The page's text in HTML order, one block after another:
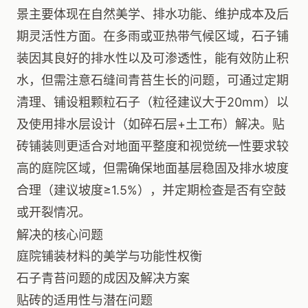
景主要体现在自然美学、排水功能、维护成本及后
期灵活性方面。在多雨或亚热带气候区域，石子铺
装因其良好的排水性以及可渗透性，能有效防止积
水，但需注意石缝间青苔生长的问题，可通过定期
清理、铺设粗颗粒石子（粒径建议大于20mm）以
及使用排水层设计（如碎石层+土工布）解决。贴
砖铺装则更适合对地面平整度和视觉统一性要求较
高的庭院区域，但需确保地面基层稳固及排水坡度
合理（建议坡度≥1.5%），并定期检查是否有空鼓
或开裂情况。
解决的核心问题
庭院铺装材料的美学与功能性权衡
石子青苔问题的成因及解决方案
贴砖的适用性与潜在问题